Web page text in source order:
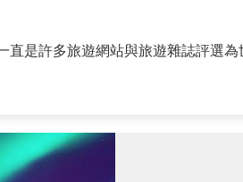
是許多旅遊網站與旅遊雜誌評選為